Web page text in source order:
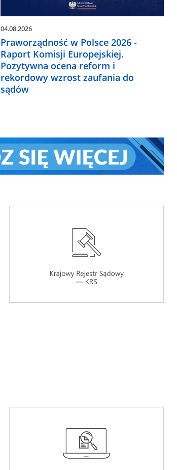
04.08.2026
Praworządność w Polsce 2026 -
Raport Komisji Europejskiej.
Pozytywna ocena reform i
rekordowy wzrost zaufania do
sądów